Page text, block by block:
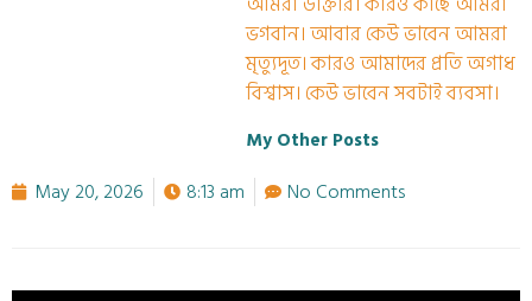
ভগবান। আবার কেউ ভাবেন আমরা
মৃত্যুদূত। কারও আমাদের প্রতি অগাধ
বিশ্বাস। কেউ ভাবেন সবটাই ব্যবসা।
My Other Posts
May 20, 2026 8:13 am No Comments